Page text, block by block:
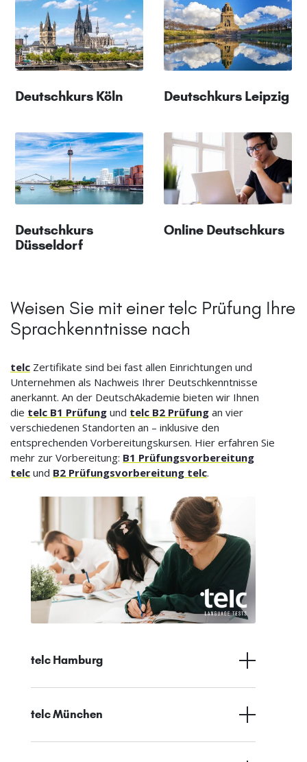
Deutschkurs Köln Deutschkurs Leipzig
Deutschkurs
Düsseldorf
Online Deutschkurs
Weisen Sie mit einer telc Prüfung Ihre
Sprachkenntnisse nach
telc Zertifikate sind bei fast allen Einrichtungen und
Unternehmen als Nachweis Ihrer Deutschkenntnisse
anerkannt. An der DeutschAkademie bieten wir Ihnen
die telc B1 Prüfung und telc B2 Prüfung an vier
verschiedenen Standorten an – inklusive den
entsprechenden Vorbereitungskursen. Hier erfahren Sie
mehr zur Vorbereitung: B1 Prüfungsvorbereitung
telc und B2 Prüfungsvorbereitung telc.
telc Hamburg
telc München